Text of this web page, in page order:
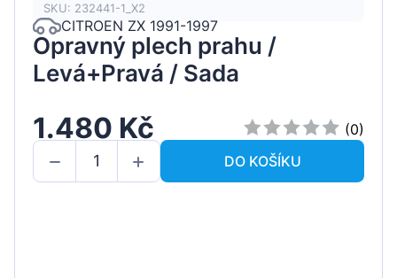
SKU: 232441-1_X2
CITROEN ZX 1991-1997
Opravný plech prahu /
Levá+Pravá / Sada
1.480 Kč
(0)
DO KOŠÍKU